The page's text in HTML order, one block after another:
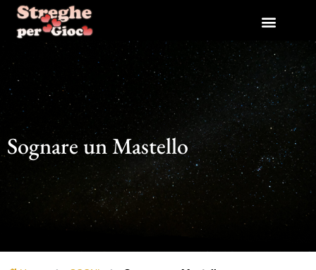
contenuto
Sognare un Mastello